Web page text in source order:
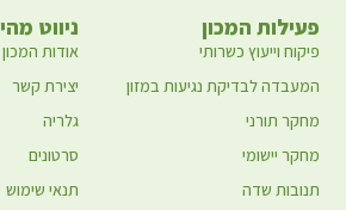
ניווט
אודות המכון
יצירת קשר
גלריה
סרטונים
תנאי שימוש
פעילות המכון
פיקוח וייעוץ כשרותי
המעבדה לבדיקת נגיעות במזון
מחקר תורני
מחקר יישומי
תנובות שדה